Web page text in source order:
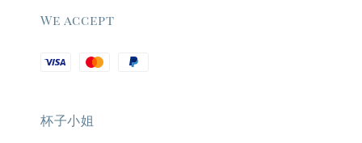
We accept
杯子小姐